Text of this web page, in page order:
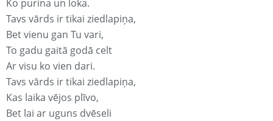
Ko purina un loka.
Tavs vārds ir tikai ziedlapiņa,
Bet vienu gan Tu vari,
To gadu gaitā godā celt
Ar visu ko vien dari.
Tavs vārds ir tikai ziedlapiņa,
Kas laika vējos plīvo,
Bet lai ar uguns dvēseli